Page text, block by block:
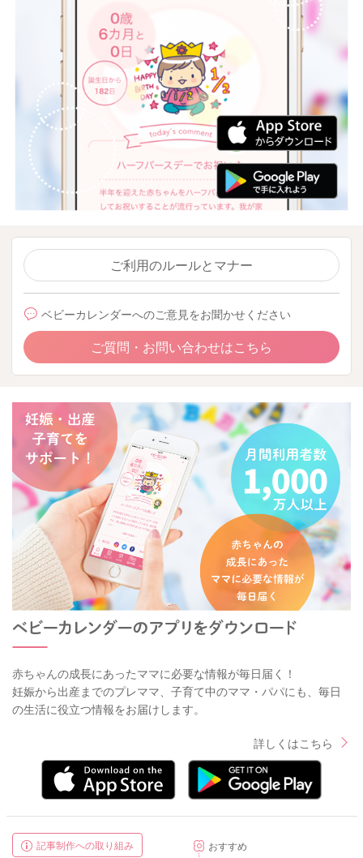
ご利用のルールとマナー
ベビーカレンダーへのご意見をお聞かせください
ご質問・お問い合わせはこちら
赤ちゃんの成長にあったママに必要な情報が毎日届く！
妊娠から出産までのプレママ、子育て中のママ・パパにも、毎日
の生活に役立つ情報をお届けします。
詳しくはこちら
記事制作への取り組み
おすすめ